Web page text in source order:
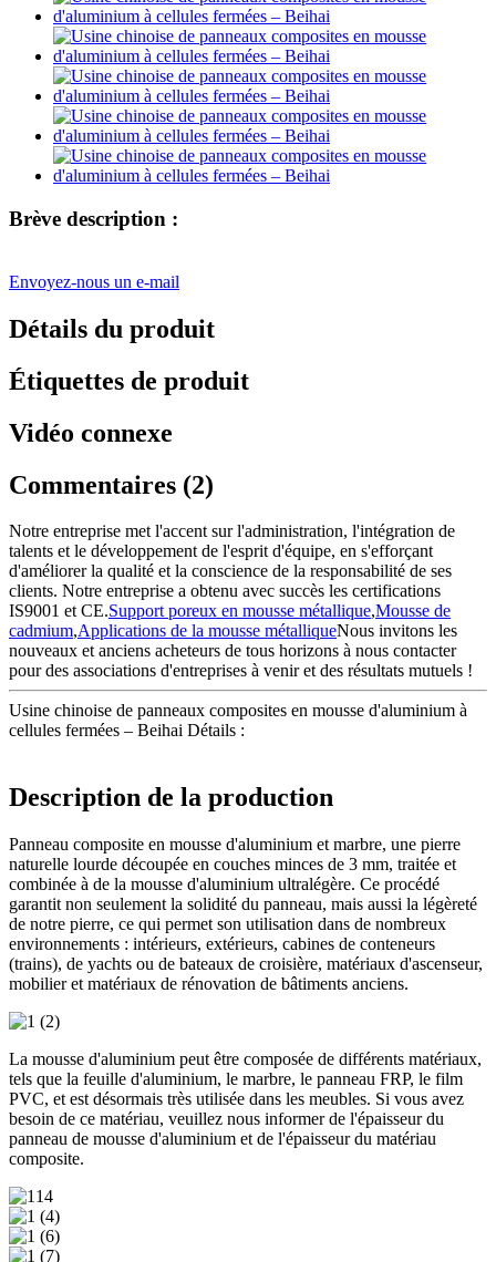
Brève description :
Envoyez-nous un e-mail
Détails du produit
Étiquettes de produit
Vidéo connexe
Commentaires (2)
Notre entreprise met l'accent sur l'administration, l'intégration de
talents et le développement de l'esprit d'équipe, en s'efforçant
d'améliorer la qualité et la conscience de la responsabilité de ses
clients. Notre entreprise a obtenu avec succès les certifications
IS9001 et CE.Support poreux en mousse métallique,Mousse de
cadmium,Applications de la mousse métalliqueNous invitons les
nouveaux et anciens acheteurs de tous horizons à nous contacter
pour des associations d'entreprises à venir et des résultats mutuels !
Usine chinoise de panneaux composites en mousse d'aluminium à
cellules fermées – Beihai Détails :
Description de la production
Panneau composite en mousse d'aluminium et marbre, une pierre
naturelle lourde découpée en couches minces de 3 mm, traitée et
combinée à de la mousse d'aluminium ultralégère. Ce procédé
garantit non seulement la solidité du panneau, mais aussi la légèreté
de notre pierre, ce qui permet son utilisation dans de nombreux
environnements : intérieurs, extérieurs, cabines de conteneurs
(trains), de yachts ou de bateaux de croisière, matériaux d'ascenseur,
mobilier et matériaux de rénovation de bâtiments anciens.
La mousse d'aluminium peut être composée de différents matériaux,
tels que la feuille d'aluminium, le marbre, le panneau FRP, le film
PVC, et est désormais très utilisée dans les meubles. Si vous avez
besoin de ce matériau, veuillez nous informer de l'épaisseur du
panneau de mousse d'aluminium et de l'épaisseur du matériau
composite.